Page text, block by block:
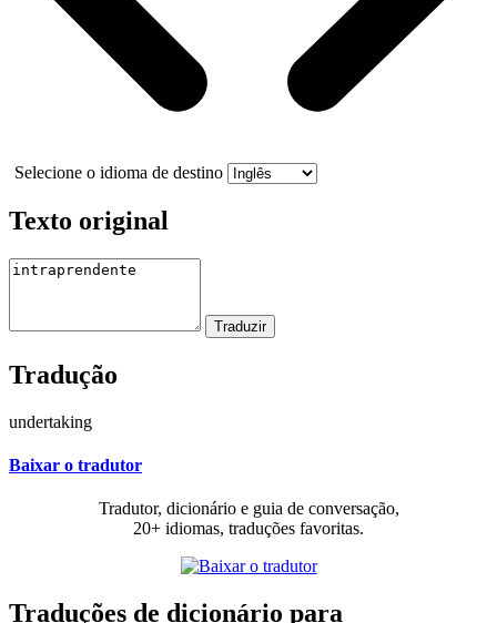
Selecione o idioma de destino
Texto original
Tradução
undertaking
Baixar o tradutor
Tradutor, dicionário e guia de conversação,
20+ idiomas, traduções favoritas.
Traduções de dicionário para